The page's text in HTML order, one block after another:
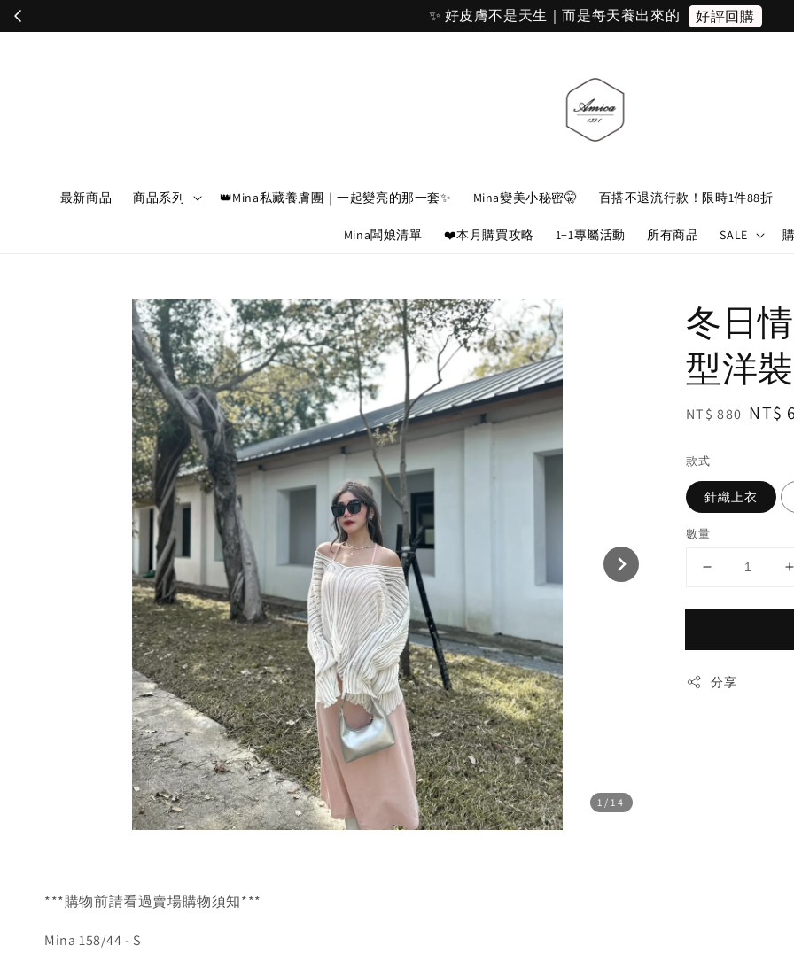
✨ 好皮膚不是天生｜而是每天養出來的 好評回購
最新商品 商品系列 👑Mina私藏養膚團｜一起變亮的那一套✨ Mina變美小秘密🤫 百搭不退流行款！限時1件88折
Mina闆娘清單 ❤️本月購買攻略 1+1專屬活動 所有商品 SALE
1 /14
冬日
型洋裝
Regular
NT$ 880 Sale
NT$
款式
針織上衣
數量
分享
***購物前請看過賣場購物須知***
Mina 158/44 - S